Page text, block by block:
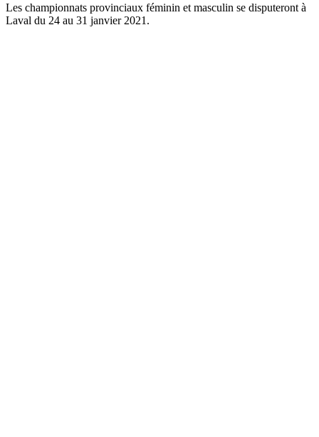
Les championnats provinciaux féminin et masculin se disputeront à
Laval du 24 au 31 janvier 2021.